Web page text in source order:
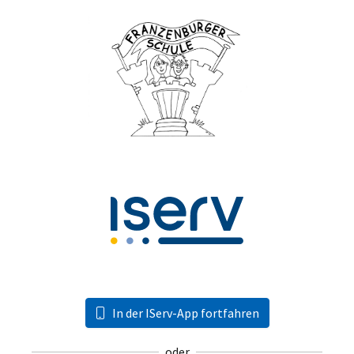
In der IServ-App fortfahren